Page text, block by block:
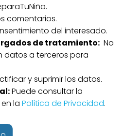
comentarios.
del interesado.
de tratamiento: No
datos a terceros para
y suprimir los datos.
Puede consultar la
la Política de Privacidad.